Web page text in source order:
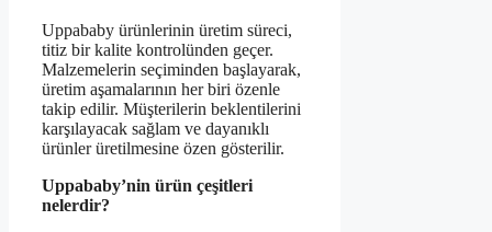
Uppababy ürünlerinin üretim süreci,
titiz bir kalite kontrolünden geçer.
Malzemelerin seçiminden başlayarak,
üretim aşamalarının her biri özenle
takip edilir. Müşterilerin beklentilerini
karşılayacak sağlam ve dayanıklı
ürünler üretilmesine özen gösterilir.
Uppababy’nin ürün çeşitleri
nelerdir?